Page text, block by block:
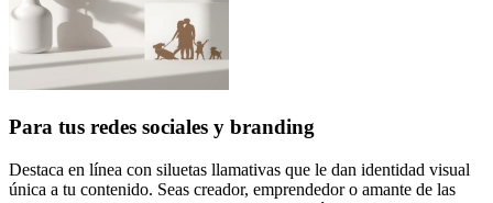
Para tus redes sociales y branding
Destaca en línea con siluetas llamativas que le dan identidad visual
única a tu contenido. Seas creador, emprendedor o amante de las